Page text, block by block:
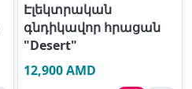
Էլեկտրական
գնդիկավոր հրացան
"Desert"
12,900 AMD